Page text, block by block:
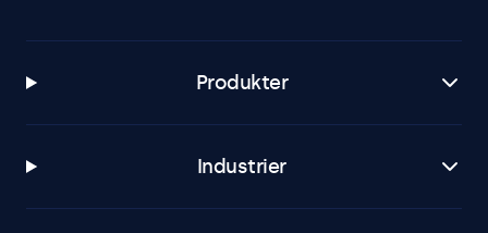
Produkter
Industrier